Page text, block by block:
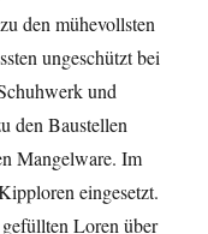
den mühevollsten
ungeschützt bei
und
den Baustellen
Mangelware. Im
eingesetzt.
Loren über